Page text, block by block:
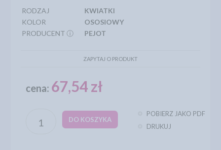
RODZAJ
KWIATKI
KOLOR
OSOSIOWY
PRODUCENT ⓘ
PEJOT
ZAPYTAJ O PRODUKT
cena: 67,54 zł
DO KOSZYKA
POBIERZ JAKO PDF
DRUKUJ